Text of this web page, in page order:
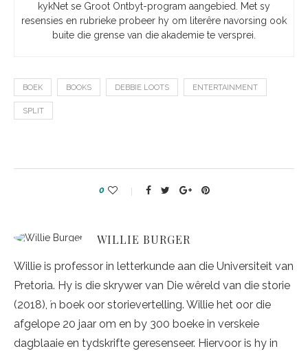
kykNet se Groot Ontbyt-program aangebied. Met sy
resensies en rubrieke probeer hy om literêre navorsing ook
buite die grense van die akademie te versprei.
BOEK BOOKS DEBBIE LOOTS ENTERTAINMENT
SPLIT
0
WILLIE BURGER
Willie is professor in letterkunde aan die Universiteit van
Pretoria. Hy is die skrywer van Die wêreld van die storie
(2018), ŉ boek oor storievertelling. Willie het oor die
afgelope 20 jaar om en by 300 boeke in verskeie
dagblaaie en tydskrifte geresenseer. Hiervoor is hy in